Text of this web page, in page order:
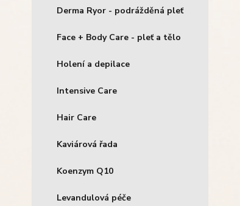
Derma Ryor - podrážděná pleť
Face + Body Care - pleť a tělo
Holení a depilace
Intensive Care
Hair Care
Kaviárová řada
Koenzym Q10
Levandulová péče